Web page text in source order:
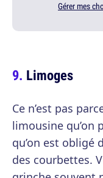
Gérer mes
Limoges
Ce n’est pas
limousine qu’on
qu’on est obligé
des courbettes.